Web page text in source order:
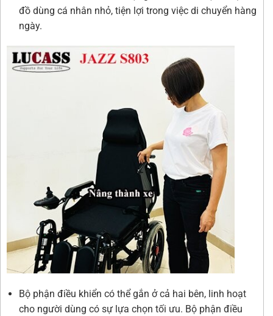
đồ dùng cá nhân nhỏ, tiện lợi trong việc di chuyển hàng
ngày.
Bộ phận điều khiển có thể gắn ở cả hai bên, linh hoạt
cho người dùng có sự lựa chọn tối ưu. Bộ phận điều